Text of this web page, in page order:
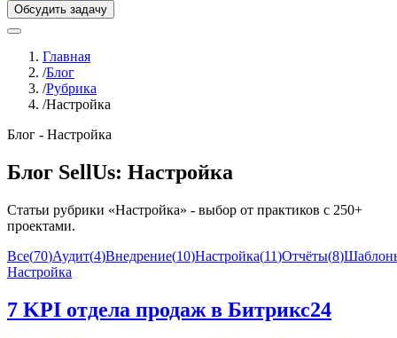
Обсудить задачу
Главная
/Блог
/Рубрика
/Настройка
Блог - Настройка
Блог SellUs: Настройка
Статьи рубрики «Настройка» - выбор от практиков с 250+
проектами.
Все(70)Аудит(4)Внедрение(10)Настройка(11)Отчёты(8)
Настройка
7 KPI отдела продаж в Битрикс24